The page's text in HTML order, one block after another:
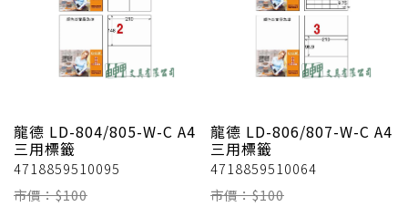
龍德 LD-804/805-W-C A4
三用標籤
4718859510095
市價：$100
龍德 LD-806/807-W-C A4
三用標籤
4718859510064
市價：$100